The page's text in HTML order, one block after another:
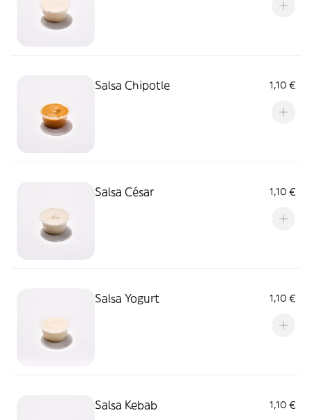
Salsa Chipotle 1,10 €
Salsa César 1,10 €
Salsa Yogurt 1,10 €
Salsa Kebab 1,10 €